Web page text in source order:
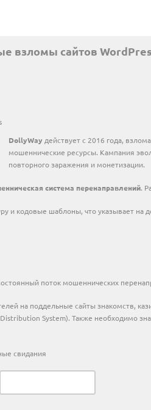
ИНТЕРВЬЮ
взломы сайтов
DollyWay действует с 2016 года,
мошеннические ресурсы. Кампания
повторного заражения и монетизации.
система перенаправлений.
и кодовые шаблоны, что указывает на
поток мошеннических
на поддельные сайты знакомств,
System). Также необходимо
свидания